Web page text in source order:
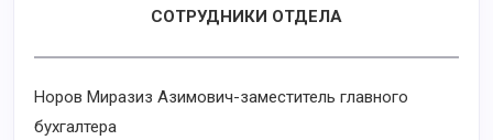
СОТРУДНИКИ ОТДЕЛА
Норов Mиразиз Азимович-заместитель главного
бухгалтера